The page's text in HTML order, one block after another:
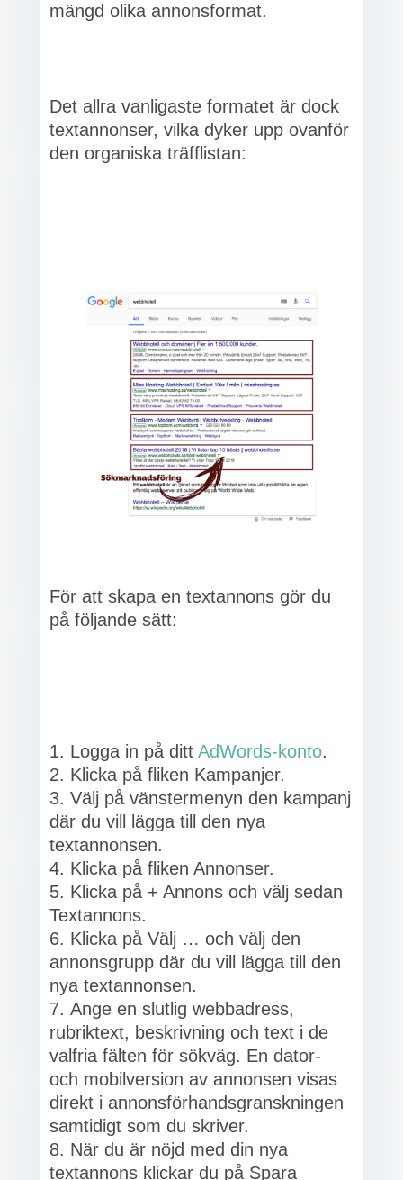
mängd olika annonsformat.
Det allra vanligaste formatet är dock
textannonser, vilka dyker upp ovanför
den organiska träfflistan:
För att skapa en textannons gör du
på följande sätt:
Logga in på ditt AdWords-konto.
Klicka på fliken Kampanjer.
Välj på vänstermenyn den kampanj
där du vill lägga till den nya
textannonsen.
Klicka på fliken Annonser.
Klicka på + Annons och välj sedan
Textannons.
Klicka på Välj … och välj den
annonsgrupp där du vill lägga till den
nya textannonsen.
Ange en slutlig webbadress,
rubriktext, beskrivning och text i de
valfria fälten för sökväg. En dator-
och mobilversion av annonsen visas
direkt i annonsförhandsgranskningen
samtidigt som du skriver.
När du är nöjd med din nya
textannons klickar du på Spara